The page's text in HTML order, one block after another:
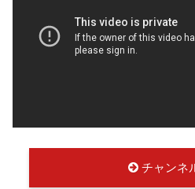
チャンネ